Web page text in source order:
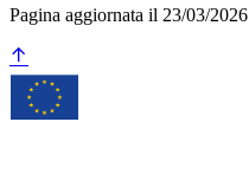
Pagina aggiornata il 23/03/2026